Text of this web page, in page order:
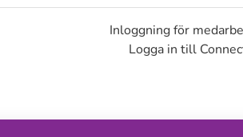
Inloggning för
Logga in till